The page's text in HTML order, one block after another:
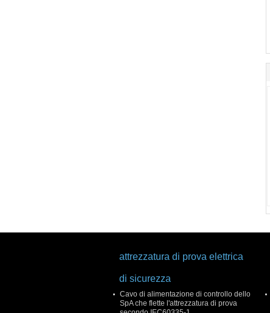
attrezzatura di prova elettrica
di sicurezza
Cavo di alimentazione di controllo dello
SpA che flette l'attrezzatura di prova